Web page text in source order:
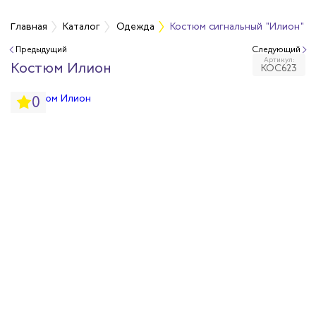
Главная Каталог Одежда Костюм сигнальный "Илион"
Предыдущий
Костюм Илион Артикул:
КОС623
0
Следующий